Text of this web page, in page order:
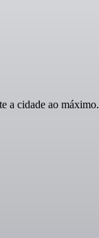
a cidade ao máximo.